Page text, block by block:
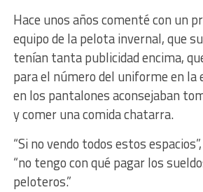
Hace unos años comenté con un
equipo de la pelota invernal, que
tenían tanta publicidad encima,
para el número del uniforme en la
en los pantalones aconsejaban
y comer una comida chatarra.
“Si no vendo todos estos
“no tengo con qué pagar los
peloteros.”